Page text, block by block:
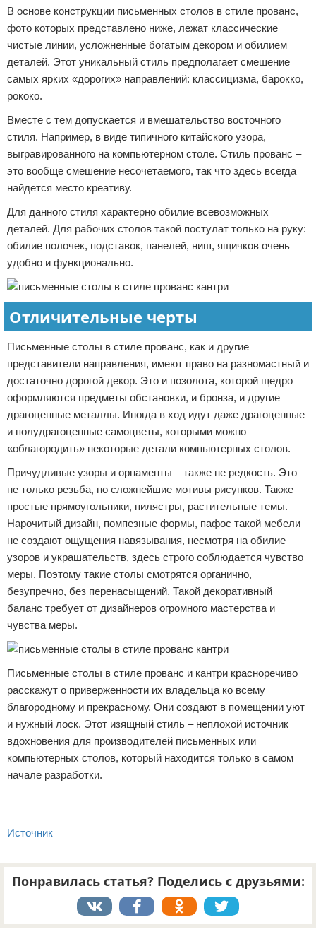
В основе конструкции письменных столов в стиле прованс,
фото которых представлено ниже, лежат классические
чистые линии, усложненные богатым декором и обилием
деталей. Этот уникальный стиль предполагает смешение
самых ярких «дорогих» направлений: классицизма, барокко,
рококо.
Вместе с тем допускается и вмешательство восточного
стиля. Например, в виде типичного китайского узора,
выгравированного на компьютерном столе. Стиль прованс –
это вообще смешение несочетаемого, так что здесь всегда
найдется место креативу.
Для данного стиля характерно обилие всевозможных
деталей. Для рабочих столов такой постулат только на руку:
обилие полочек, подставок, панелей, ниш, ящичков очень
удобно и функционально.
Отличительные черты
Письменные столы в стиле прованс, как и другие
представители направления, имеют право на разномастный и
достаточно дорогой декор. Это и позолота, которой щедро
оформляются предметы обстановки, и бронза, и другие
драгоценные металлы. Иногда в ход идут даже драгоценные
и полудрагоценные самоцветы, которыми можно
«облагородить» некоторые детали компьютерных столов.
Причудливые узоры и орнаменты – также не редкость. Это
не только резьба, но сложнейшие мотивы рисунков. Также
простые прямоугольники, пилястры, растительные темы.
Нарочитый дизайн, помпезные формы, пафос такой мебели
не создают ощущения навязывания, несмотря на обилие
узоров и украшательств, здесь строго соблюдается чувство
меры. Поэтому такие столы смотрятся органично,
безупречно, без перенасыщений. Такой декоративный
баланс требует от дизайнеров огромного мастерства и
чувства меры.
Письменные столы в стиле прованс и кантри красноречиво
расскажут о приверженности их владельца ко всему
благородному и прекрасному. Они создают в помещении уют
и нужный лоск. Этот изящный стиль – неплохой источник
вдохновения для производителей письменных или
компьютерных столов, который находится только в самом
начале разработки.
Источник
Понравилась статья? Поделись с друзьями: